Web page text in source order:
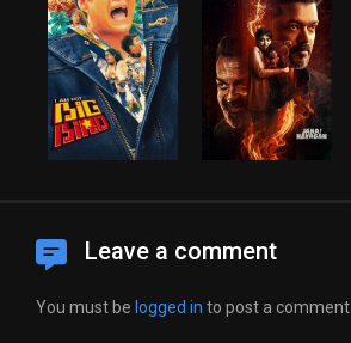
Leave a comment
You must be logged in to post a comment.